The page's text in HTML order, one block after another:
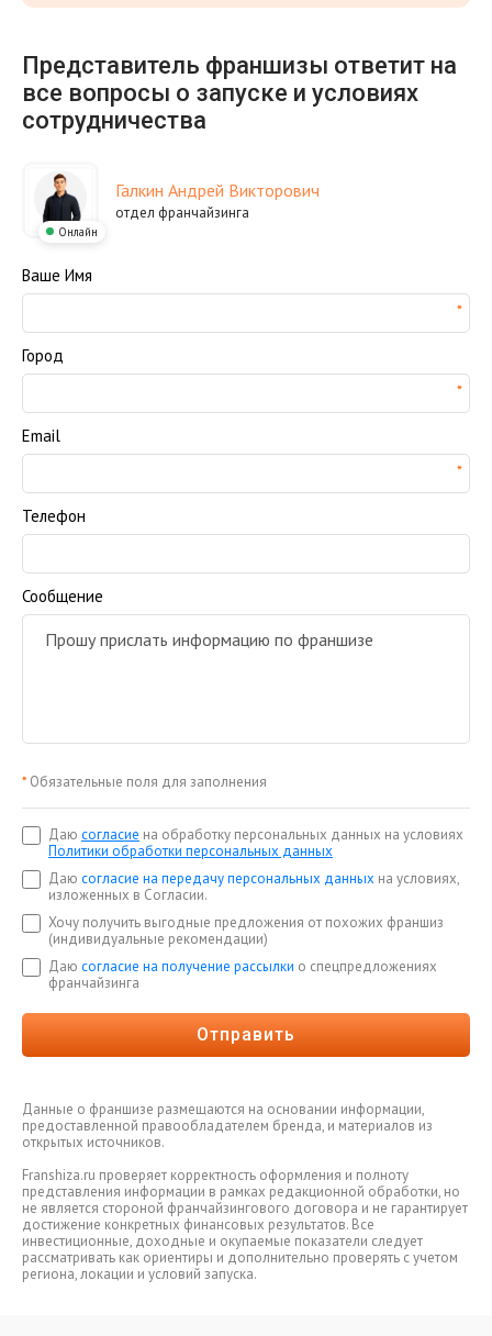
Представитель франшизы ответит на
все вопросы о запуске и условиях
сотрудничества
Онлайн
Галкин Андрей Викторович
отдел франчайзинга
Ваше Имя
Город
Email
Телефон
Сообщение
* Обязательные поля для заполнения
Даю согласие на обработку персональных данных на условиях
Политики обработки персональных данных
Даю согласие на передачу персональных данных на условиях,
изложенных в Согласии.
Хочу получить выгодные предложения от похожих франшиз
(индивидуальные рекомендации)
Даю согласие на получение рассылки о спецпредложениях
франчайзинга
Отправить
Данные о франшизе размещаются на основании информации,
предоставленной правообладателем бренда, и материалов из
открытых источников.
Franshiza.ru проверяет корректность оформления и полноту
представления информации в рамках редакционной обработки, но
не является стороной франчайзингового договора и не гарантирует
достижение конкретных финансовых результатов. Все
инвестиционные, доходные и окупаемые показатели следует
рассматривать как ориентиры и дополнительно проверять с учетом
региона, локации и условий запуска.